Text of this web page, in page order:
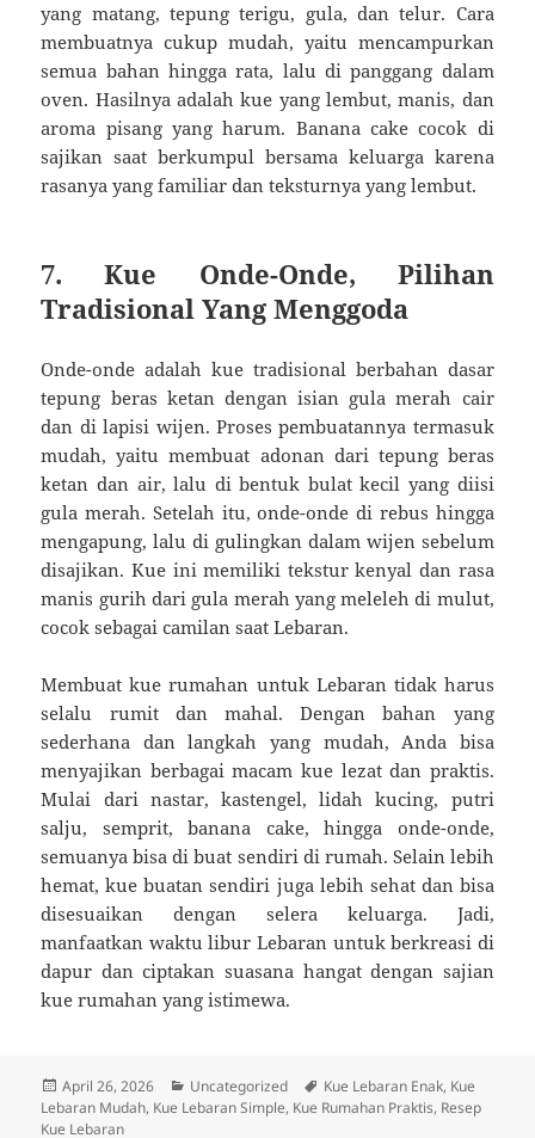
yang matang, tepung terigu, gula, dan telur. Cara
membuatnya cukup mudah, yaitu mencampurkan
semua bahan hingga rata, lalu di panggang dalam
oven. Hasilnya adalah kue yang lembut, manis, dan
aroma pisang yang harum. Banana cake cocok di
sajikan saat berkumpul bersama keluarga karena
rasanya yang familiar dan teksturnya yang lembut.
7. Kue Onde-Onde, Pilihan
Tradisional Yang Menggoda
Onde-onde adalah kue tradisional berbahan dasar
tepung beras ketan dengan isian gula merah cair
dan di lapisi wijen. Proses pembuatannya termasuk
mudah, yaitu membuat adonan dari tepung beras
ketan dan air, lalu di bentuk bulat kecil yang diisi
gula merah. Setelah itu, onde-onde di rebus hingga
mengapung, lalu di gulingkan dalam wijen sebelum
disajikan. Kue ini memiliki tekstur kenyal dan rasa
manis gurih dari gula merah yang meleleh di mulut,
cocok sebagai camilan saat Lebaran.
Membuat kue rumahan untuk Lebaran tidak harus
selalu rumit dan mahal. Dengan bahan yang
sederhana dan langkah yang mudah, Anda bisa
menyajikan berbagai macam kue lezat dan praktis.
Mulai dari nastar, kastengel, lidah kucing, putri
salju, semprit, banana cake, hingga onde-onde,
semuanya bisa di buat sendiri di rumah. Selain lebih
hemat, kue buatan sendiri juga lebih sehat dan bisa
disesuaikan dengan selera keluarga. Jadi,
manfaatkan waktu libur Lebaran untuk berkreasi di
dapur dan ciptakan suasana hangat dengan sajian
kue rumahan yang istimewa.
Diposkan
pada
April 26, 2026 Kategori
Uncategorized Tag
Kue Lebaran Enak, Kue
Lebaran Mudah, Kue Lebaran Simple, Kue Rumahan Praktis, Resep
Kue Lebaran